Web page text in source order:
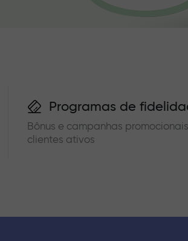
Programas de
Bônus e campanhas
clientes ativos